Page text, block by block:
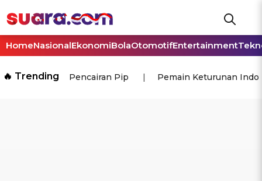
HomeNasionalEkonomiBolaOtomotifEntertainment
🔥 Trending Pencairan Pip Pemain Keturunan